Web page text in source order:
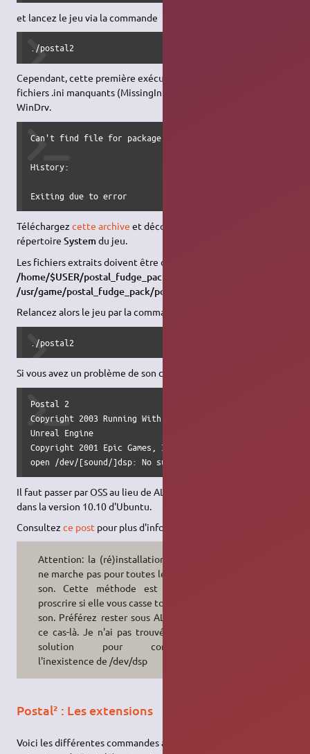
et lancez le jeu via la commande
./postal2
Cependant, cette première exécution retourne une erreur de
fichiers .ini manquants (MissingIni) et aussi un fichier appelé
WinDrv.
Can't find file for package 'WinDrv'
History:
Exiting due to error
Téléchargezcette archive et décompressez-là dans le
répertoireSystemdu jeu.
Les fichiers extraits doivent être déplacés dans
/home/$USER/postal_fudge_pack/postal2game/System
/usr/game/postal_fudge_pack/postal2game/System
Relancez alors le jeu par la commande
./postal2
Si vous avez un problème de son caractérisé par cette erreur
Postal 2
Copyright 2003 Running With Scissors, Inc.
Unreal Engine
Copyright 2001 Epic Games, Inc.
open /dev/[sound/]dsp: No such file or directory
Il faut passer parOSSau lieu de ALSA car /dev/dsp a disparu
dans la version 10.10 d'Ubuntu.
Consultezce post pour plus d'infos.
Attention: la (ré)installation d'OSS4
ne marche pas pour toutes les cartes
son. Cette méthode est donc à
proscrire si elle vous casse tout votre
son. Préférez rester sous ALSA dans
ce cas-là. Je n'ai pas trouvé d'autre
solution pour contourner
l'inexistence de /dev/dsp
Postal² : Les extensions
Voici les différentes commandes à exécuter pour jouer aux